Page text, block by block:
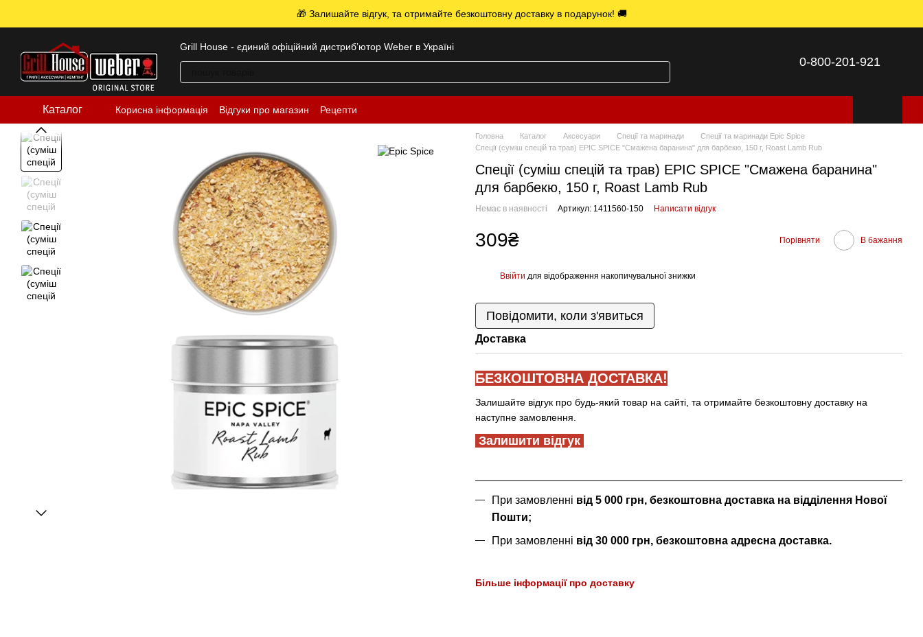
🎁 Залишайте відгук, та отримайте безкоштовну доставку в подарунок! 🚚
Grill House - єдиний офіційний дистрибʼютор Weber в Україні
0-800-201-921
Каталог Корисна інформація Відгуки про магазин Рецепти
Головна Каталог Аксесуари Спеції та маринади
Спеції та маринади Epic Spice
Спеції (суміш спецій та трав) ЕPIC SPICE "Смажена баранина" для барбекю, 150 г, Roast Lamb Rub
Спеції (суміш спецій та трав) ЕPIC SPICE "Смажена баранина"
для барбекю, 150 г, Roast Lamb Rub
Немає в наявності Артикул: 1411560-150 Написати відгук
309₴ Порівняти В бажання
Ввійти для відображення накопичувальної знижки
Повідомити, коли з'явиться
Доставка
БЕЗКОШТОВНА ДОСТАВКА!
Залишайте відгук про будь-який товар на сайті, та отримайте безкоштовну доставку на
наступне замовлення.
Залишити відгук
При замовленні від 5 000 грн, безкоштовна доставка на відділення Нової
Пошти;
При замовленні від 30 000 грн, безкоштовна адресна доставка.
Більше інформації про доставку